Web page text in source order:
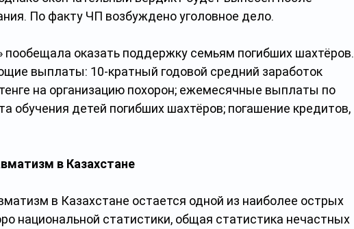
По факту ЧП возбуждено уголовное дело.
пообещала оказать поддержку семьям погибших шахтёров.
выплаты: 10-кратный годовой средний заработок
на организацию похорон; ежемесячные выплаты по
обучения детей погибших шахтёров; погашение кредитов,
в Казахстане
в Казахстане остается одной из наиболее острых
национальной статистики, общая статистика нечастных